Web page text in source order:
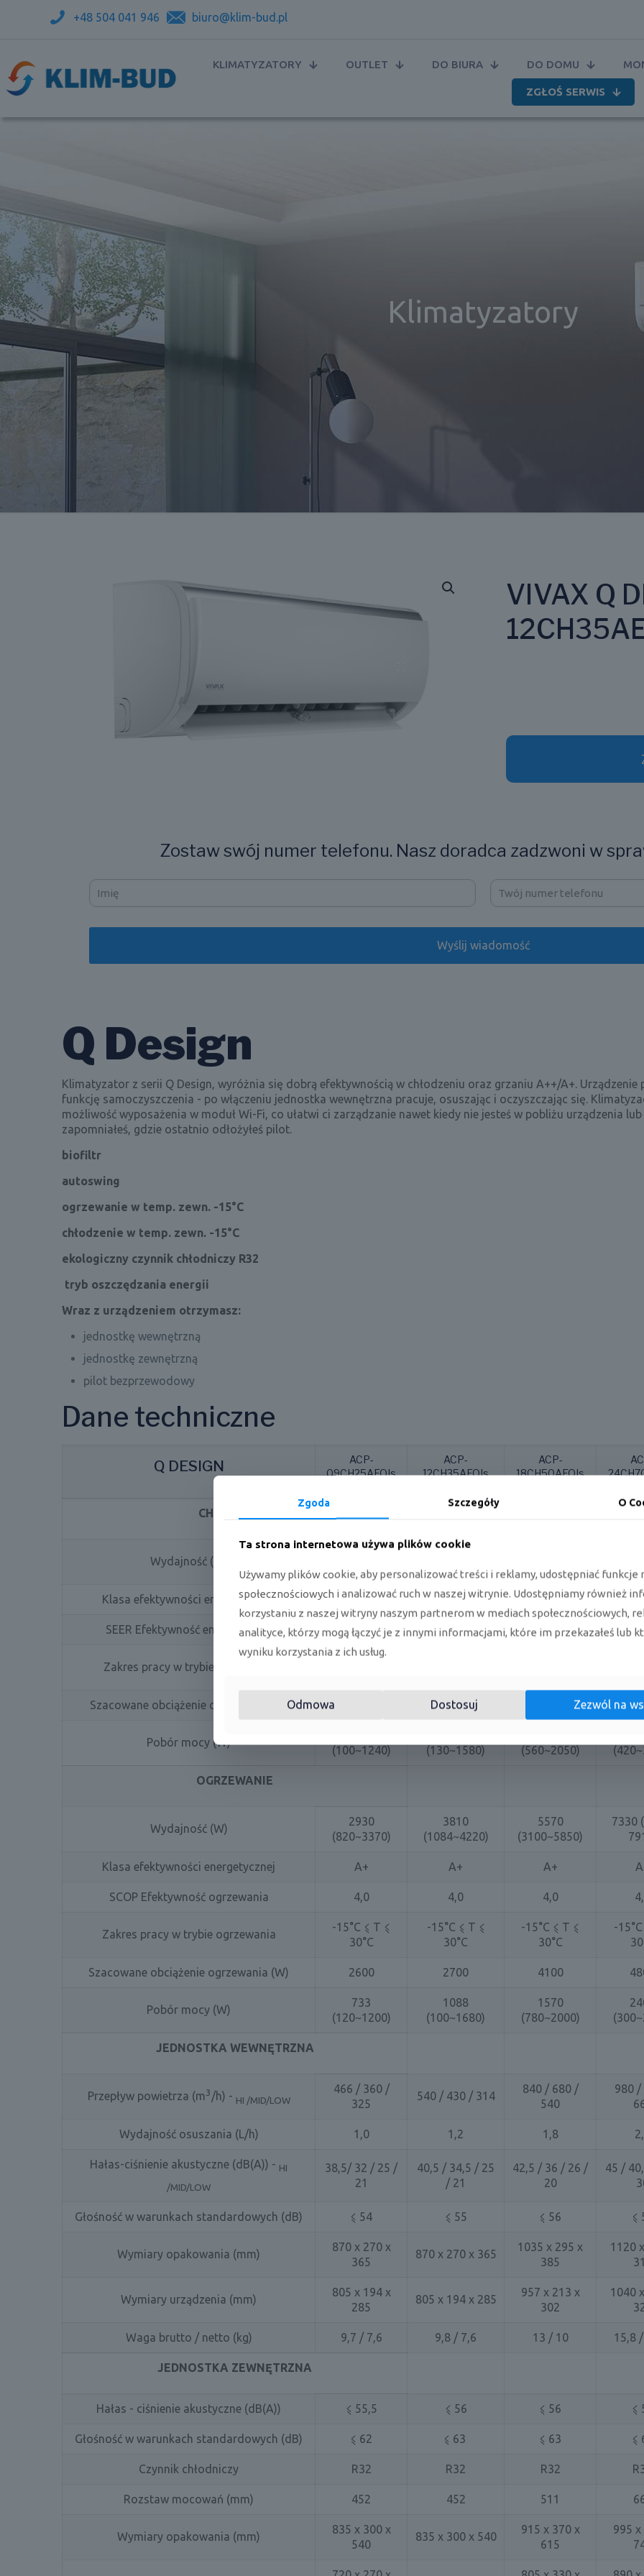
+48 504 041 946 biuro@klim-bud.pl
KLIMATYZATORY OUTLET DO BIURA DO DOMU
ZGŁOŚ SERWIS
Klimatyzatory
VIVAX Q
Zostaw swój numer telefonu. Nasz doradca zadzwoni w
Q Design
Klimatyzator z serii Q Design, wyróżnia się dobrą efektywnością w chłodzeniu oraz grzaniu A++/A+. Urządzenie
funkcję samoczyszczenia - po włączeniu jednostka wewnętrzna pracuje, osuszając i oczyszczając się.
możliwość wyposażenia w moduł Wi-Fi, co ułatwi ci zarządzanie nawet kiedy nie jesteś w pobliżu urządzenia lub
zapomniałeś, gdzie ostatnio odłożyłeś pilot.
biofiltr
autoswing
ogrzewanie w temp. zewn. -15°C
chłodzenie w temp. zewn. -15°C
ekologiczny czynnik chłodniczy R32
tryb oszczędzania energii
Wraz z urządzeniem otrzymasz:
jednostkę wewnętrzną
jednostkę zewnętrzną
pilot bezprzewodowy
Dane techniczne
Q DESIGN
ACP-
09CH25AEQIs
ACP-
12CH35AEQIs
ACP-
18CH50AEQIs
CHŁODZENIE
Wydajność (W)
2638
(909~3400)
(1114~4162)
(3101~5832)
Klasa efektywności energetycznej A++ A++ A++
SEER Efektywność energetyczna 6,3 6,1 7,4
Zakres pracy w trybie chłodzenia
-15°C ⩽ T ⩽
Szacowane obciążenie chłodzenia (W) 3600
Pobór mocy (W)
(100~1240)
(130~1580)
(560~2050)
OGRZEWANIE
Wydajność (W)
2930
(820~3370)
3810
(1084~4220)
5570
(3100~5850)
7330
Klasa efektywności energetycznej A+ A+ A+
SCOP Efektywność ogrzewania 4,0 4,0 4,0
Zakres pracy w trybie ogrzewania
-15°C ⩽ T ⩽
30°C
-15°C ⩽ T ⩽
30°C
-15°C ⩽ T ⩽
30°C
-
Szacowane obciążenie ogrzewania (W) 2600 2700 4100
Pobór mocy (W)
733
(120~1200)
1088
(100~1680)
1570
(780~2000)
JEDNOSTKA WEWNĘTRZNA
Przepływ powietrza (m3 /h) - HI /MID/LOW
466 / 360 /
325
540 / 430 / 314
840 / 680 /
540
980 /
Wydajność osuszania (L/h) 1,0 1,2 1,8
Hałas-ciśnienie akustyczne (dB(A)) - HI
/MID/LOW
38,5/ 32 / 25 /
21
40,5 / 34,5 / 25
/ 21
42,5 / 36 / 26 /
20
45 /
Głośność w warunkach standardowych (dB) ⩽ 54 ⩽ 55 ⩽ 56 ⩽
Wymiary opakowania (mm)
870 x 270 x
365
870 x 270 x 365
1035 x 295 x
385
1120
Wymiary urządzenia (mm)
805 x 194 x
285
805 x 194 x 285
957 x 213 x
302
1040
Waga brutto / netto (kg) 9,7 / 7,6 9,8 / 7,6 13 / 10 15,8
JEDNOSTKA ZEWNĘTRZNA
Hałas - ciśnienie akustyczne (dB(A)) ⩽ 55,5 ⩽ 56 ⩽ 56 ⩽
Głośność w warunkach standardowych (dB) ⩽ 62 ⩽ 63 ⩽ 63 ⩽
Czynnik chłodniczy R32 R32 R32
Rozstaw mocowań (mm) 452 452 511
Wymiary opakowania (mm)
835 x 300 x
540
835 x 300 x 540
915 x 370 x
615
995 x
Zgoda Szczegóły O
Ta strona internetowa używa plików cookie
Używamy plików cookie, aby personalizować treści i reklamy, udostępniać funkcje
społecznościowych i analizować ruch w naszej witrynie. Udostępniamy również
korzystaniu z naszej witryny naszym partnerom w mediach społecznościowych,
analityce, którzy mogą łączyć je z innymi informacjami, które im przekazałeś lub
wyniku korzystania z ich usług.
Odmowa Dostosuj Zezwól na